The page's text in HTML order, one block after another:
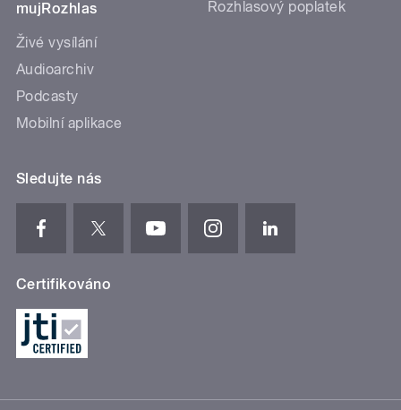
mujRozhlas
Živé vysílání
Audioarchiv
Podcasty
Mobilní aplikace
Rozhlasový poplatek
Sledujte nás
Certifikováno